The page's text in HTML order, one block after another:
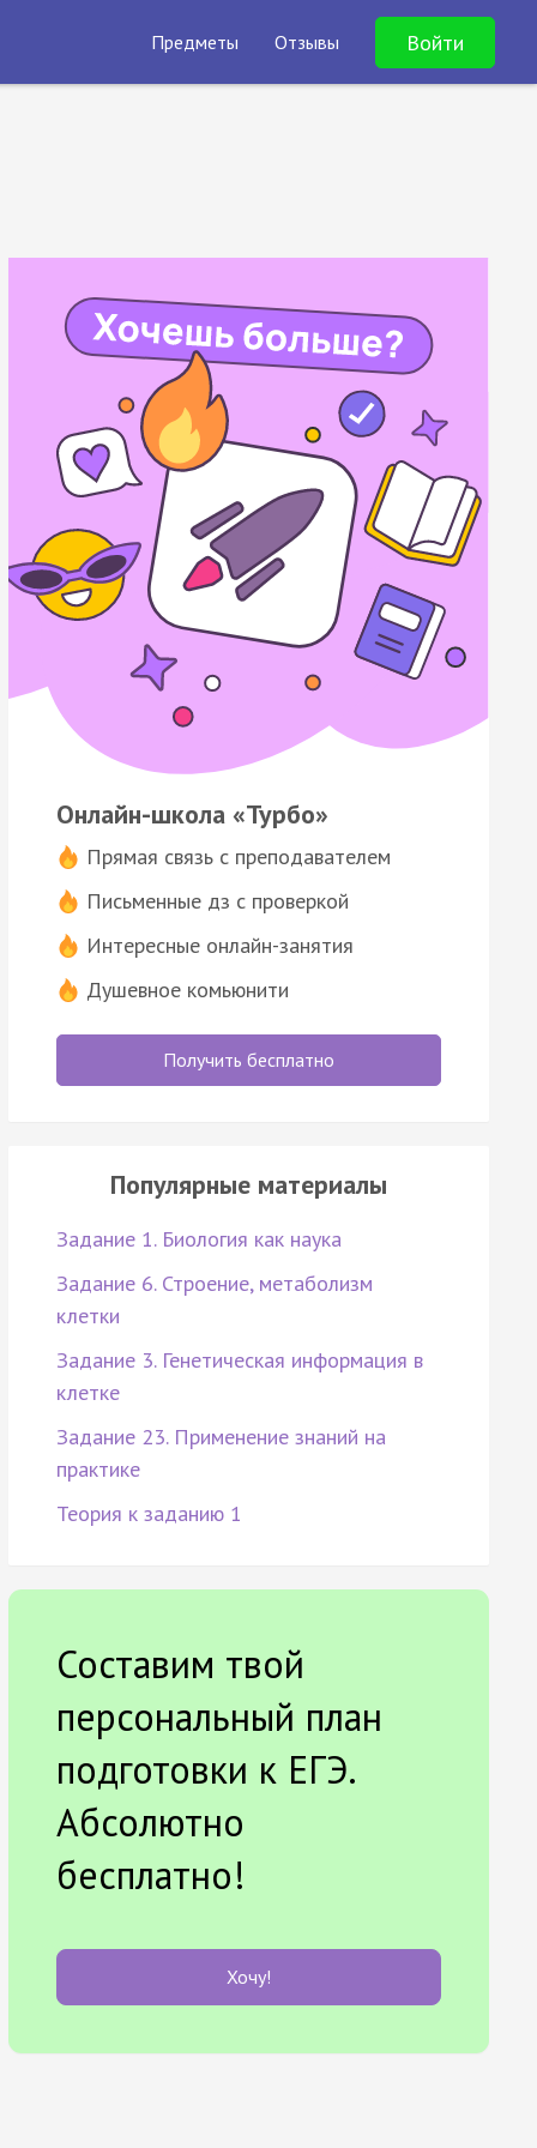
Предметы Отзывы Войти
Онлайн-школа «Турбо»
Прямая связь с преподавателем
Письменные дз с проверкой
Интересные онлайн-занятия
Душевное комьюнити
Получить бесплатно
Популярные материалы
Задание 1. Биология как наука
Задание 6. Строение, метаболизм
клетки
Задание 3. Генетическая информация в
клетке
Задание 23. Применение знаний на
практике
Теория к заданию 1
Составим твой
персональный план
подготовки к ЕГЭ.
Абсолютно
бесплатно!
Хочу!